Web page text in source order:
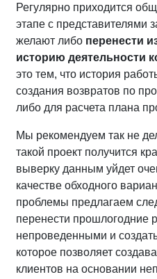
Регулярно приходится
этапе с представителями
желают либо перенести
историю деятельности
это тем, что история
создания возвратов по
либо для расчета плана
Мы рекомендуем так не
такой проект получится
выверку данным уйдет
качестве обходного
проблемы предлагаем
перенести прошлогодние
непроведенными и
которое позволяет
клиентов на основании